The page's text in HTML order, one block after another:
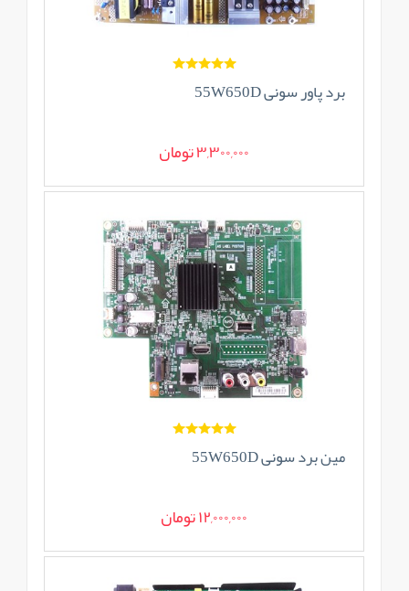
برد پاور سونی 55W650D
3,300,000 تومان
مین برد سونی 55W650D
12,000,000 تومان